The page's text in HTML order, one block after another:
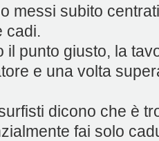
messi subito
cadi.
il punto giusto, la
e una volta
dicono che è
fai solo